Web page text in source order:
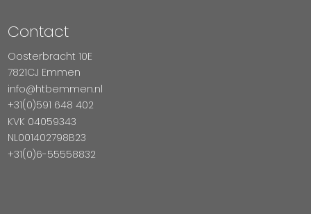
Contact
Oosterbracht 10E
7821CJ Emmen
info@htbemmen.nl
+31(0)591 648 402
KVK 04059343
NL001402798B23
+31(0)6-55558832